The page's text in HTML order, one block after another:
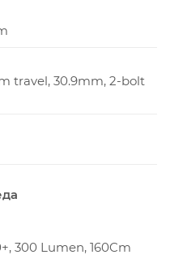
travel, 30.9mm, 2-bolt
300 Lumen, 160Cm